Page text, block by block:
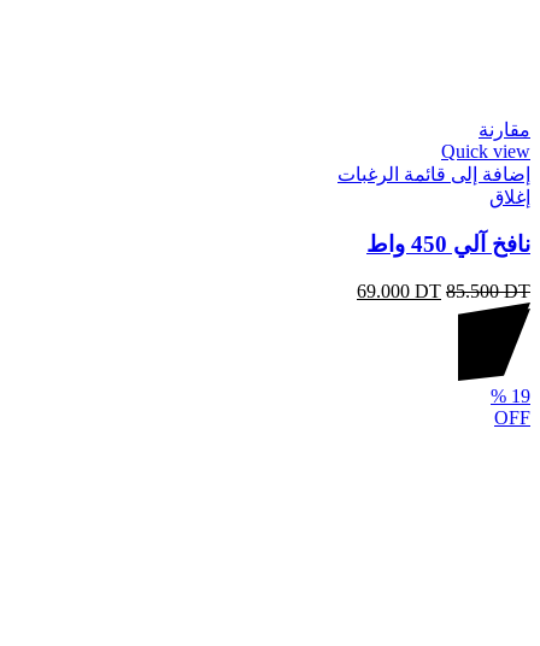
مقارنة
Quick view
إضافة إلى قائمة الرغبات
إغلاق
نافخ آلي 450 واط
85.500DT
69.000 DT
19
%
OFF